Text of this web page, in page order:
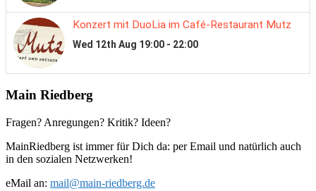
Main Riedberg
Fragen? Anregungen? Kritik? Ideen?
MainRiedberg ist immer für Dich da: per Email und natürlich auch
in den sozialen Netzwerken!
eMail an: mail@main-riedberg.de